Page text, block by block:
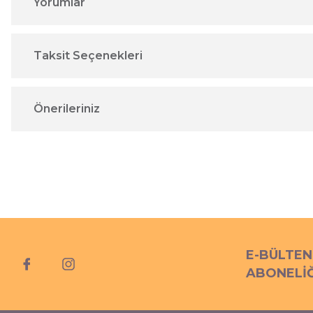
Taksit Seçenekleri
Önerileriniz
E-BÜLTEN